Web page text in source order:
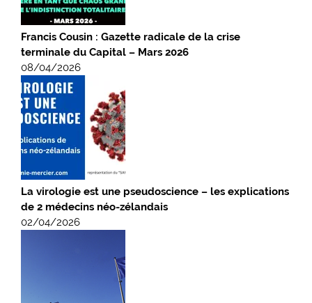
Francis Cousin : Gazette radicale de la crise
terminale du Capital – Mars 2026
08/04/2026
La virologie est une pseudoscience – les explications
de 2 médecins néo-zélandais
02/04/2026